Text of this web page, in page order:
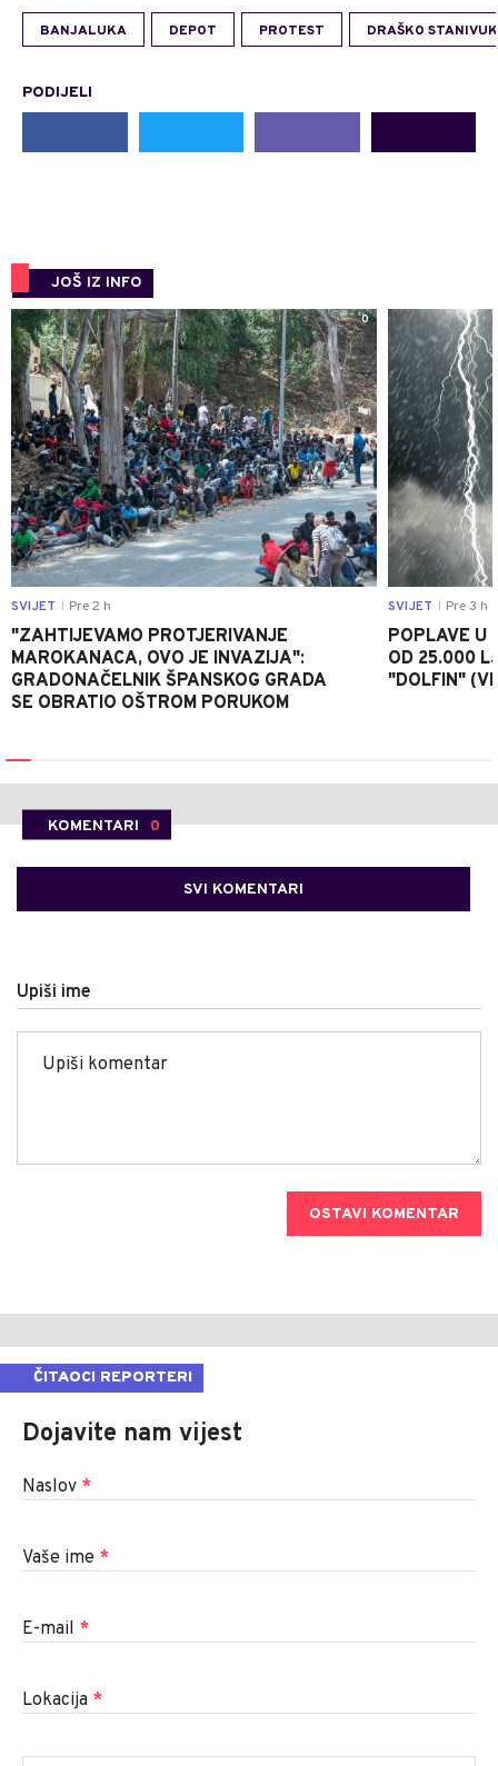
BANJALUKA DEPOT PROTEST DRAŠKO
PODIJELI
JOŠ IZ INFO
0
SVIJET Pre 2 h
"ZAHTIJEVAMO PROTJERIVANJE
MAROKANACA, OVO JE INVAZIJA":
GRADONAČELNIK ŠPANSKOG GRADA
SE OBRATIO OŠTROM PORUKOM
SVIJET Pre 3 h
POPLAVE U
OD 25.000
"DOLFIN"
KOMENTARI 0
SVI KOMENTARI
Upiši ime
OSTAVI KOMENTAR
ČITAOCI REPORTERI
Dojavite nam vijest
Naslov *
Vaše ime *
E-mail *
Lokacija *